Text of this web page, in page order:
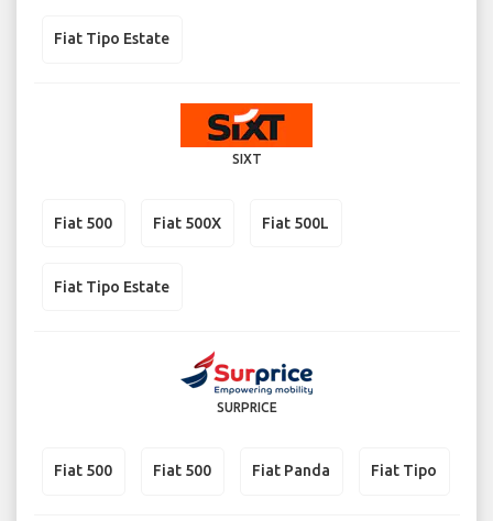
Fiat Tipo Estate
SIXT
Fiat 500 Fiat 500X Fiat 500L
Fiat Tipo Estate
SURPRICE
Fiat 500 Fiat 500 Fiat Panda Fiat Tipo